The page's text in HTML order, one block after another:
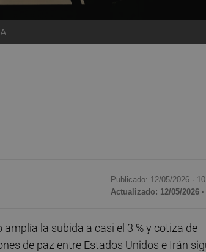
Publicado: 12/05/2026 ·
Actualizado: 12/05/2026 ·
amplía la subida a casi el 3 % y cotiza de
de paz entre Estados Unidos e Irán